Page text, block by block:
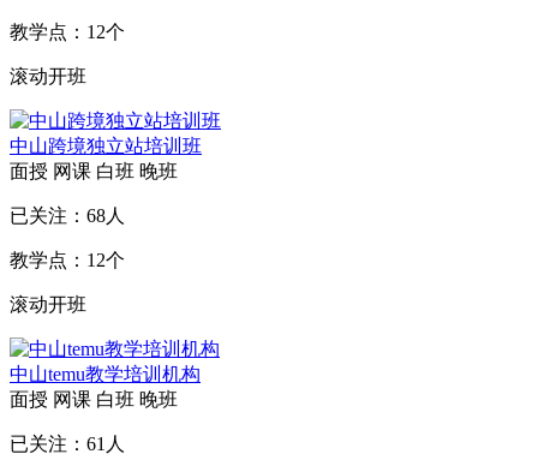
教学点： 12个
滚动开班
中山跨境独立站培训班
面授 网课 白班 晚班
已关注： 68人
教学点： 12个
滚动开班
中山temu教学培训机构
面授 网课 白班 晚班
已关注： 61 人